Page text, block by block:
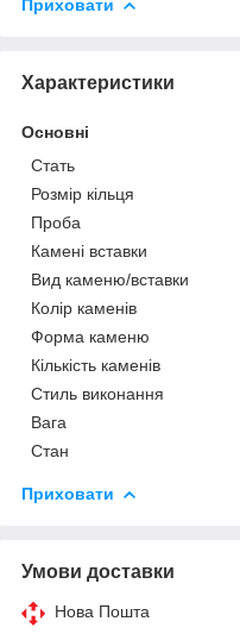
Приховати
Характеристики
Основні
Стать
Розмір кільця
Проба
Камені вставки
Вид каменю/вставки
Колір каменів
Форма каменю
Кількість каменів
Стиль виконання
Вага
Стан
Приховати
Умови доставки
Нова Пошта